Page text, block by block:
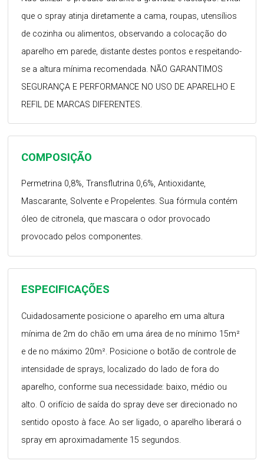
ESPECIFICAÇÕES
Cuidadosamente posicione o aparelho em uma altura
mínima de 2m do chão em uma área de no mínimo 15m²
e de no máximo 20m². Posicione o botão de controle de
intensidade de sprays, localizado do lado de fora do
aparelho, conforme sua necessidade: baixo, médio ou
alto. O orifício de saída do spray deve ser direcionado no
sentido oposto à face. Ao ser ligado, o aparelho liberará o
spray em aproximadamente 15 segundos.
COMPOSIÇÃO
Permetrina 0,8%, Transflutrina 0,6%, Antioxidante,
Mascarante, Solvente e Propelentes. Sua fórmula contém
óleo de citronela, que mascara o odor provocado
provocado pelos componentes.
que o spray atinja diretamente a cama, roupas, utensílios
de cozinha ou alimentos, observando a colocação do
aparelho em parede, distante destes pontos e respeitando-
se a altura mínima recomendada. NÃO GARANTIMOS
SEGURANÇA E PERFORMANCE NO USO DE APARELHO E
REFIL DE MARCAS DIFERENTES.